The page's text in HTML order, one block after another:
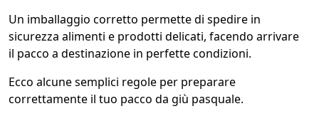
Un imballaggio corretto permette di spedire in
sicurezza alimenti e prodotti delicati, facendo arrivare
il pacco a destinazione in perfette condizioni.
Ecco alcune semplici regole per preparare
correttamente il tuo pacco da giù pasquale.